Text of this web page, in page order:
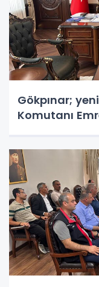
Gökpınar;
Komutanı